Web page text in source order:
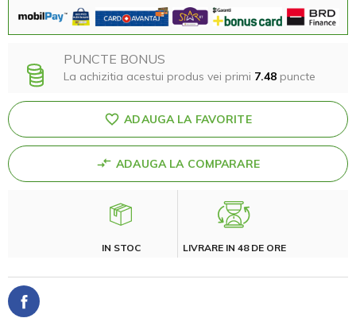
PUNCTE BONUS
La achizitia acestui produs vei primi 7.48 puncte
ADAUGA LA FAVORITE
ADAUGA LA COMPARARE
IN STOC LIVRARE IN 48 DE ORE